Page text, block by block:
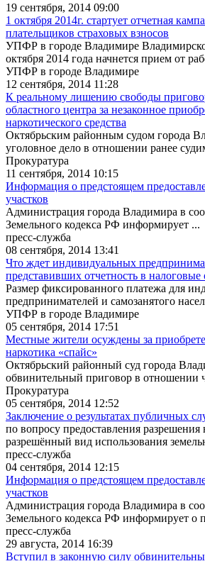
19 сентября, 2014 09:00
1 октября 2014г. стартует отчетная
плательщиков страховых взносов
УПФР в городе Владимире
октября 2014 года начнется прием от
УПФР в городе Владимире
12 сентября, 2014 11:28
К реальному лишению свободы
областного центра за незаконное
наркотического средства
Октябрьским районным судом города
уголовное дело в отношении ранее
Прокуратура
11 сентября, 2014 10:15
Информация о предстоящем
участков
Администрация города Владимира в
Земельного кодекса РФ информирует ...
пресс-служба
08 сентября, 2014 13:41
Что ждет индивидуальных
представивших отчетность в налоговые
Размер фиксированного платежа для
предпринимателей и самозанятого
УПФР в городе Владимире
05 сентября, 2014 17:51
Местные жители осуждены за
наркотика «спайс»
Октябрьский районный суд города
обвинительный приговор в отношении
Прокуратура
05 сентября, 2014 12:52
Заключение о результатах публичных
по вопросу предоставления разрешения
разрешённый вид использования
пресс-служба
04 сентября, 2014 12:15
Информация о предстоящем
участков
Администрация города Владимира в
Земельного кодекса РФ информирует о
пресс-служба
29 августа, 2014 16:39
Вступил в законную силу